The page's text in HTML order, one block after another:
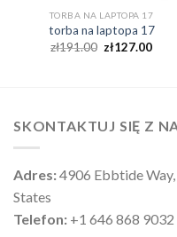
TORBA NA LAPTOPA 17
torba na laptopa 17
zł191.00 zł127.00
SKONTAKTUJ SIĘ Z
Adres:4906 Ebbtide
States
Telefon: +1 646 868 9032